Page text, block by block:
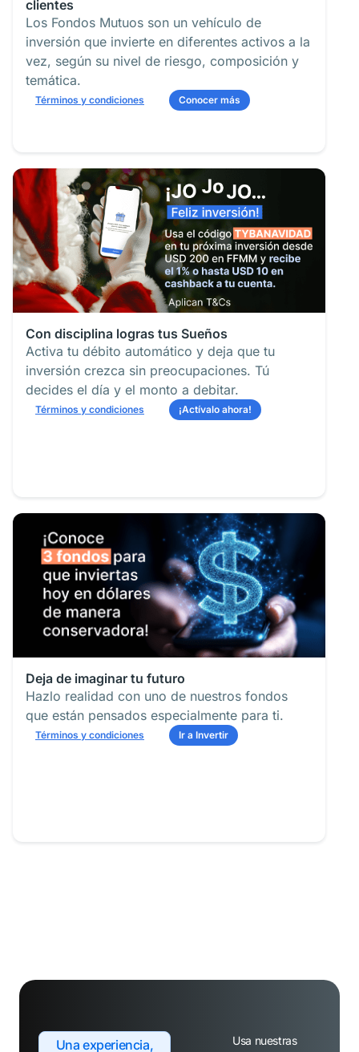
clientes
Los Fondos Mutuos son un vehículo de
inversión que invierte en diferentes activos a la
vez, según su nivel de riesgo, composición y
temática.
Términos y condiciones Conocer más
Con disciplina logras tus Sueños
Activa tu débito automático y deja que tu
inversión crezca sin preocupaciones. Tú
decides el día y el monto a debitar.
Términos y condiciones ¡Actívalo ahora!
Deja de imaginar tu futuro
Hazlo realidad con uno de nuestros fondos
que están pensados especialmente para ti.
Términos y condiciones Ir a Invertir
Una experiencia,
Usa nuestras